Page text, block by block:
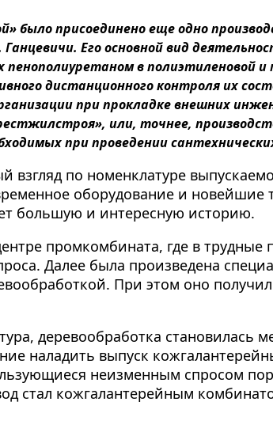
было присоединено еще одно
Его основной вид
пенополиуретаном в полиэтиленовой
дистанционного контроля их
при прокладке внешних
или, точнее,
при проведении
взгляд по номенклатуре
оборудование и новейшие
большую и интересную историю.
промкомбината, где в трудные
Далее была произведена
При этом оно
деревообработка становилась
наладить выпуск
неизменным спросом
стал кожгалантерейным